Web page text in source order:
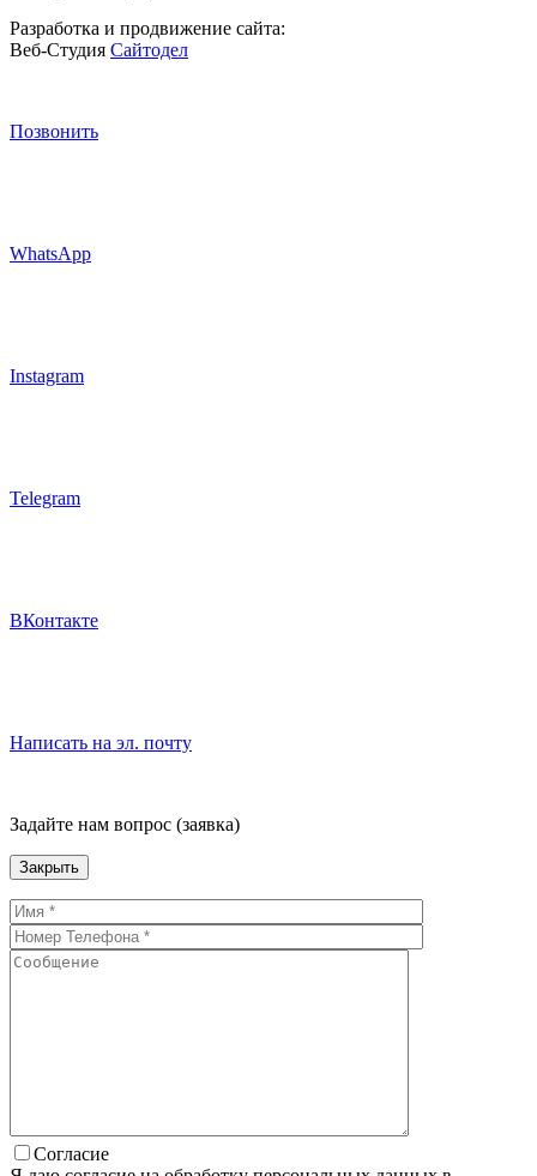
Разработка и продвижение сайта:
Веб-Студия Сайтодел
Позвонить
WhatsApp
Instagram
Telegram
ВКонтакте
Написать на эл. почту
Задайте нам вопрос (заявка)
Закрыть
Согласие